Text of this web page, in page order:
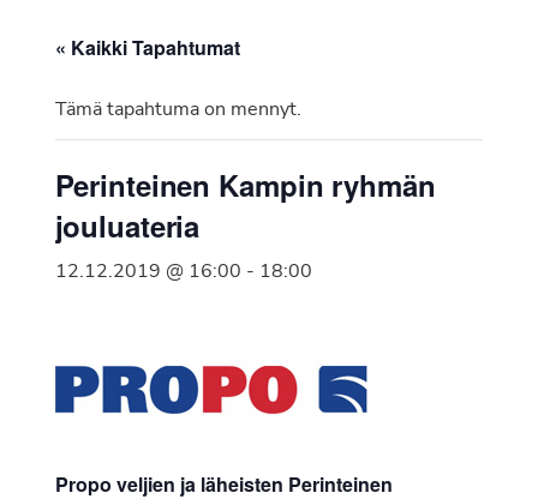
Ry
vuonna
Suomen
jäsenjärjestö.
« Kaikki Tapahtumat
Tämä tapahtuma on mennyt.
Perinteinen Kampin ryhmän
jouluateria
12.12.2019 @ 16:00 - 18:00
Propo veljien ja läheisten Perinteinen